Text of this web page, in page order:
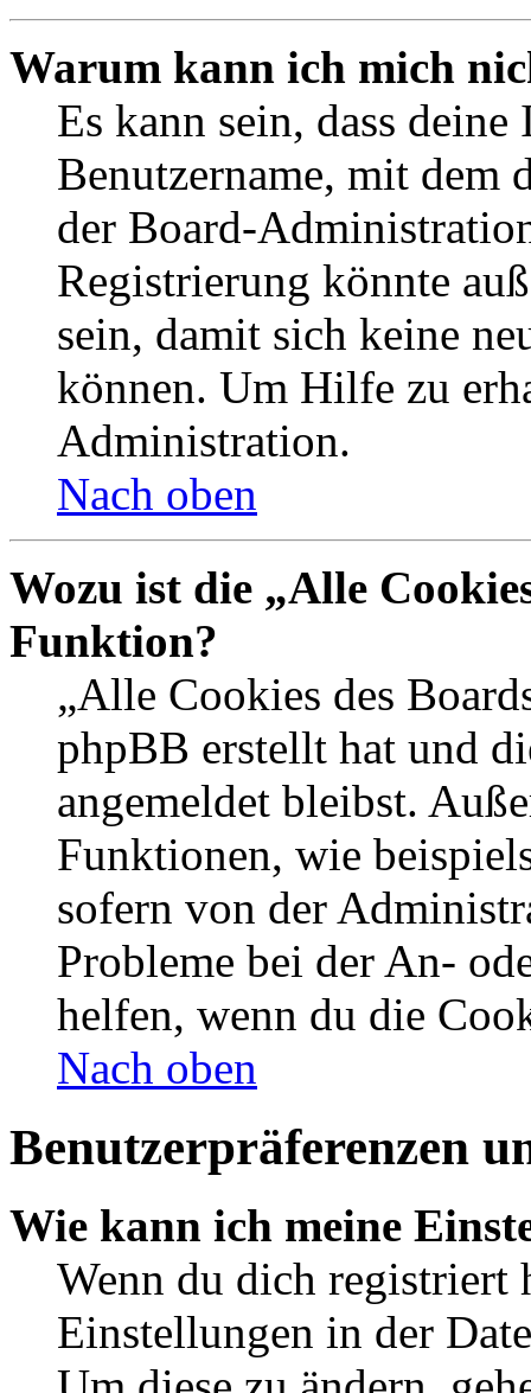
Warum kann ich mich
Es kann sein, dass
Benutzername, mit dem
der Board-
Registrierung könnte
sein, damit sich keine
können. Um Hilfe zu
Administration.
Nach oben
Wozu ist die „Alle
Funktion?
„Alle Cookies des
phpBB erstellt hat und
angemeldet bleibst.
Funktionen, wie
sofern von der
Probleme bei der An-
helfen, wenn du die
Nach oben
Benutzerpräferenzen
Wie kann ich meine
Wenn du dich registriert
Einstellungen in der